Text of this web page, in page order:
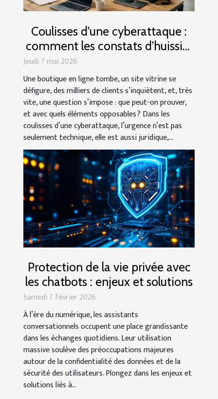
Coulisses d’une cyberattaque :
comment les constats d’huissier
protègent les marques en ligne
Jeudi 7 mai 2026
Une boutique en ligne tombe, un site vitrine se
défigure, des milliers de clients s’inquiètent, et, très
vite, une question s’impose : que peut-on prouver,
et avec quels éléments opposables ? Dans les
coulisses d’une cyberattaque, l’urgence n’est pas
seulement technique, elle est aussi juridique,...
Protection de la vie privée avec
les chatbots : enjeux et solutions
Samedi 7 février 2026
À l’ère du numérique, les assistants
conversationnels occupent une place grandissante
dans les échanges quotidiens. Leur utilisation
massive soulève des préoccupations majeures
autour de la confidentialité des données et de la
sécurité des utilisateurs. Plongez dans les enjeux et
solutions liés à...